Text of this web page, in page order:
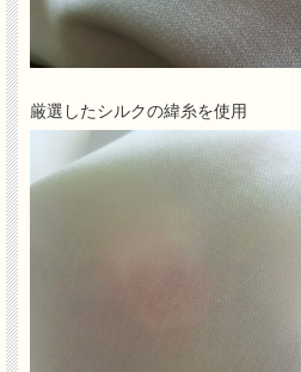
厳選したシルクの緯糸を使用